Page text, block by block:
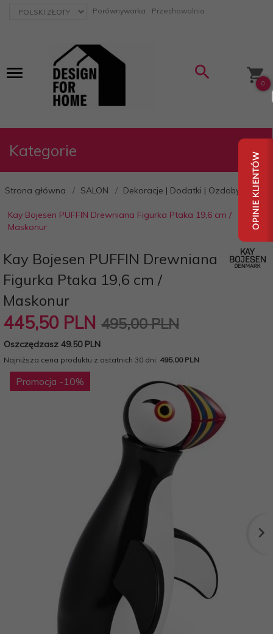
currency_h Porównywarka Przechowalnia
0
Kategorie
Strona główna SALON Dekoracje | Dodatki | Ozdoby
Kay Bojesen PUFFIN Drewniana Figurka Ptaka 19,6 cm /
Maskonur
Kay Bojesen PUFFIN Drewniana
Figurka Ptaka 19,6 cm /
Maskonur
445,50 PLN 495,00 PLN
Oszczędzasz 49.50 PLN
Najniższa cena produktu z ostatnich 30 dni: 495.00 PLN
Promocja -10%